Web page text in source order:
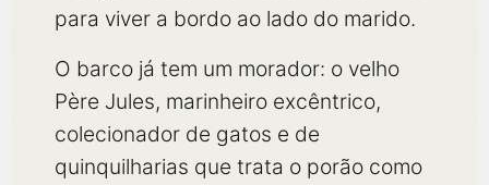
para viver a bordo ao lado do marido.
O barco já tem um morador: o velho
Père Jules, marinheiro excêntrico,
colecionador de gatos e de
quinquilharias que trata o porão como